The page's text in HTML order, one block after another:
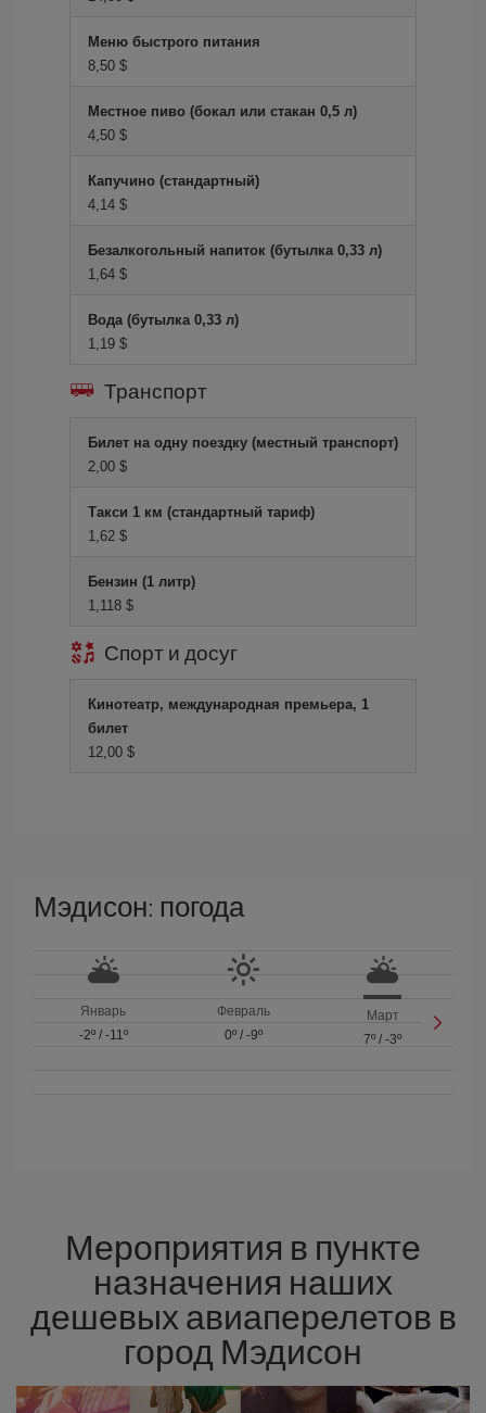
Меню быстрого питания
8,50 $
Местное пиво (бокал или стакан 0,5 л)
4,50 $
Капучино (стандартный)
4,14 $
Безалкогольный напиток (бутылка 0,33 л)
1,64 $
Вода (бутылка 0,33 л)
1,19 $
Транспорт
Билет на одну поездку (местный транспорт)
2,00 $
Такси 1 км (стандартный тариф)
1,62 $
Бензин (1 литр)
1,118 $
Спорт и досуг
Кинотеатр, международная премьера, 1
билет
12,00 $
Мэдисон: погода
Январь
-2º/ -11º
Февраль
0º/ -9º
Март
7º /-3º
Мероприятия в пункте
назначения наших
дешевых авиаперелетов в
город Мэдисон